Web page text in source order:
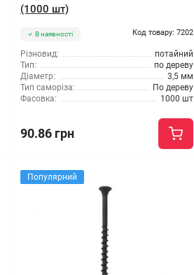
(1000 шт)
В наявності Код товару: 7202
Різновид:
потайний
Тип:
по дереву
Діаметр:
3,5 мм
Тип саморіза:
По дереву
Фасовка:
1000 шт
90.86 грн
Популярний